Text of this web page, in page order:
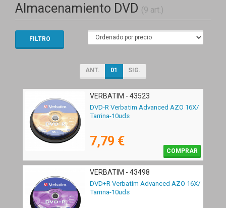
Almacenamiento DVD (9 art.)
FILTRO
ANT. 01 SIG.
VERBATIM - 43523
DVD-R Verbatim Advanced AZO 16X/
Tarrina-10uds
7,79 €
COMPRAR
VERBATIM - 43498
DVD+R Verbatim Advanced AZO 16X/
Tarrina-10uds